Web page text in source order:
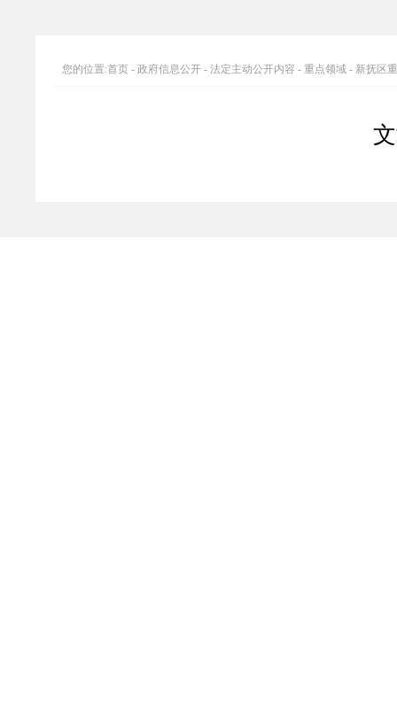
您的位置:首页 - 政府信息公开 - 法定主动公开内容 - 重点领域 - 新抚区